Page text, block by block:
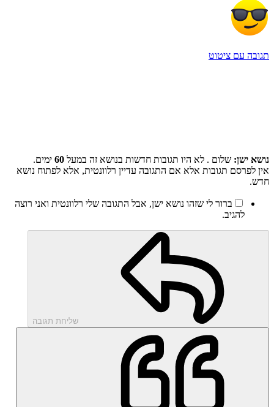
תגובה עם ציטוט
נושא ישן: שלום . לא היו תגובות חדשות בנושא זה במעל 60 ימים.
אין לפרסם תגובות אלא אם התגובה עדיין רלוונטית, אלא לפתוח נושא
חדש.
ברור לי שזהו נושא ישן, אבל התגובה שלי רלוונטית ואני רוצה
להגיב.